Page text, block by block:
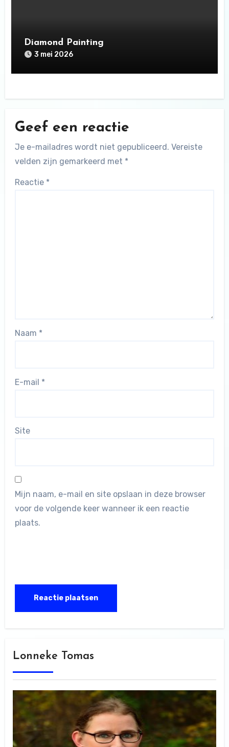
Diamond Painting
3 mei 2026
Geef een reactie
Je e-mailadres wordt niet gepubliceerd. Vereiste
velden zijn gemarkeerd met *
Reactie *
Naam *
E-mail *
Site
Mijn naam, e-mail en site opslaan in deze browser
voor de volgende keer wanneer ik een reactie
plaats.
Lonneke Tomas